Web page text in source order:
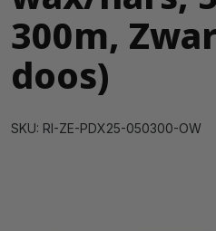
300m,
doos)
SKU: RI-ZE-PDX25-050300-OW